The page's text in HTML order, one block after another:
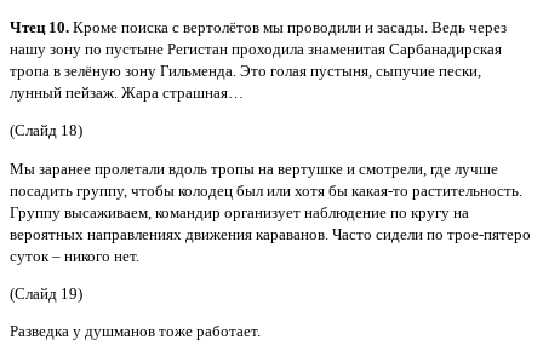
Чтец 10. Кроме поиска с вертолётов мы проводили и засады. Ведь через
нашу зону по пустыне Регистан проходила знаменитая Сарбанадирская
тропа в зелёную зону Гильменда. Это голая пустыня, сыпучие пески,
лунный пейзаж. Жара страшная…
(Слайд 18)
Мы заранее пролетали вдоль тропы на вертушке и смотрели, где лучше
посадить группу, чтобы колодец был или хотя бы какая-то растительность.
Группу высаживаем, командир организует наблюдение по кругу на
вероятных направлениях движения караванов. Часто сидели по трое-пятеро
суток – никого нет.
(Слайд 19)
Разведка у душманов тоже работает.